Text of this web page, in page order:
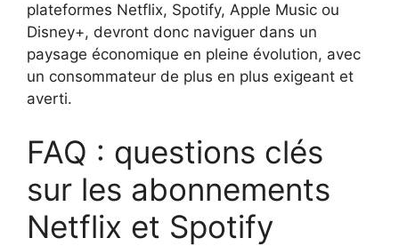
plateformes Netflix, Spotify, Apple Music ou
Disney+, devront donc naviguer dans un
paysage économique en pleine évolution, avec
un consommateur de plus en plus exigeant et
averti.
FAQ : questions clés
sur les abonnements
Netflix et Spotify